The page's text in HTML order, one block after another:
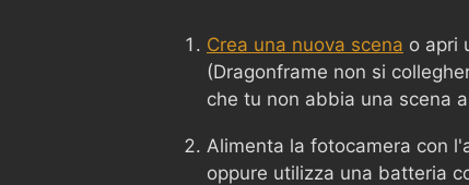
Crea una nuova scena o apri
(Dragonframe non si
che tu non abbia una scena
Alimenta la fotocamera con
oppure utilizza una batteria